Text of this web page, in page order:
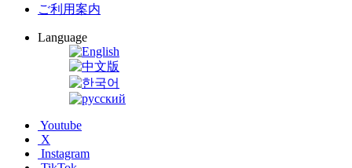
ご利用案内
Language
Youtube
X
Instagram